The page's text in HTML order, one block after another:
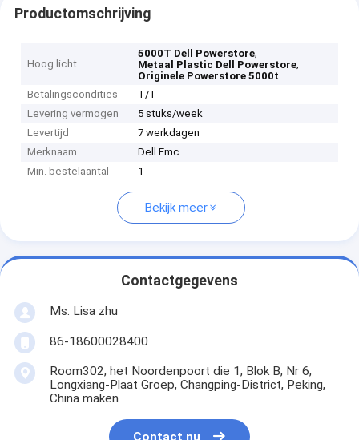
Productomschrijving
Hoog licht
5000T Dell Powerstore,
Metaal Plastic Dell Powerstore,
Originele Powerstore 5000t
Betalingscondities
T/T
Levering vermogen
5 stuks/week
Levertijd
7 werkdagen
Merknaam
Dell Emc
Min. bestelaantal
1
Bekijk meer
Contactgegevens
Ms. Lisa zhu
86-18600028400
Room302, het Noordenpoort die 1, Blok B, Nr 6,
Longxiang-Plaat Groep, Changping-District, Peking,
China maken
Contact nu